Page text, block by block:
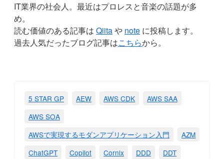
IT業界の社会人。最近はプロレスと音楽の話題が多
め。
読む価値のある記事は Qiitaや note に投稿します。
過去人気だったブログ記事はこちらから。
5 STAR GP AEW AWS CDK
AWS SAA
AWS SOA
AWSで実現するモダンアプリケーション入門
AZM
ChatGPT
Copilot Cornix DDD
DDT